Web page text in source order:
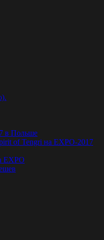
в Польше
of Tengri на EXPO-2017
EXPO